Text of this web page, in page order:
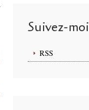
Suivez-moi
RSS